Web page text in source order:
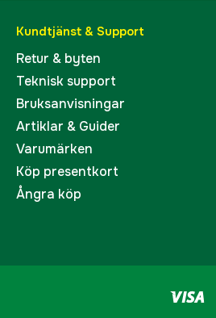
Kundtjänst & Support
Retur & byten
Teknisk support
Bruksanvisningar
Artiklar & Guider
Varumärken
Köp presentkort
Ångra köp